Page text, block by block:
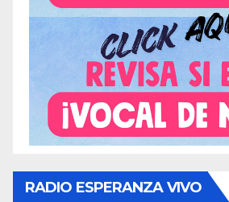
RADIO ESPERANZA VIVO